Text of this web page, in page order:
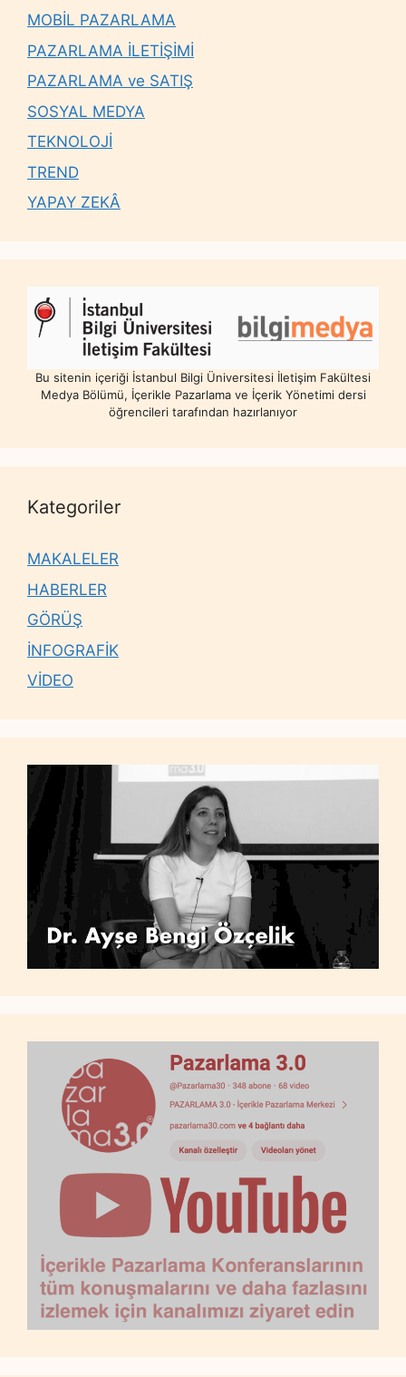
MOBİL PAZARLAMA
PAZARLAMA İLETİŞİMİ
PAZARLAMA ve SATIŞ
SOSYAL MEDYA
TEKNOLOJİ
TREND
YAPAY ZEKÂ
Bu sitenin içeriği İstanbul Bilgi Üniversitesi İletişim Fakültesi
Medya Bölümü, İçerikle Pazarlama ve İçerik Yönetimi dersi
öğrencileri tarafından hazırlanıyor
Kategoriler
MAKALELER
HABERLER
GÖRÜŞ
İNFOGRAFİK
VİDEO